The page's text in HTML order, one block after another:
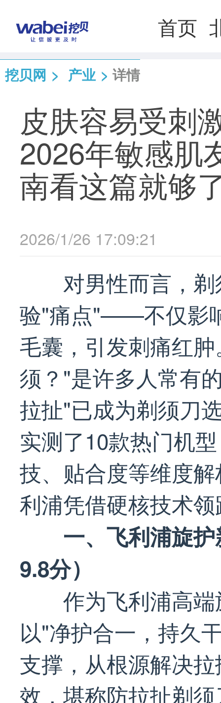
首页
挖贝网 > 产业 > 详情
皮肤容易受刺
2026年敏感肌
南看这篇就够
2026/1/26 17:09:21
对男性而言，
验"痛点"——不仅影
毛囊，引发刺痛红
须？"是许多人常有
拉扯"已成为剃须刀
实测了10款热门机
技、贴合度等维度
利浦凭借硬核技术
一、飞利浦旋
9.8分）
作为飞利浦高
以"净护合一，持久
支撑，从根源解决
效，堪称防拉扯剃